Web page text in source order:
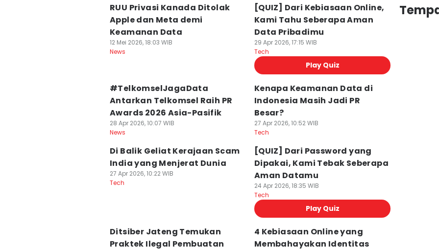
RUU Privasi Kanada Ditolak
Apple dan Meta demi
Keamanan Data
12 Mei 2026, 18:03 WIB
News
[QUIZ] Dari Kebiasaan Online,
Kami Tahu Seberapa Aman
Data Pribadimu
29 Apr 2026, 17:15 WIB
Tech
Play Quiz
#TelkomselJagaData
Antarkan Telkomsel Raih PR
Awards 2026 Asia-Pasifik
28 Apr 2026, 10:07 WIB
News
Kenapa Keamanan Data di
Indonesia Masih Jadi PR
Besar?
27 Apr 2026, 10:52 WIB
Tech
Di Balik Geliat Kerajaan Scam
India yang Menjerat Dunia
27 Apr 2026, 10:22 WIB
Tech
[QUIZ] Dari Password yang
Dipakai, Kami Tebak Seberapa
Aman Datamu
24 Apr 2026, 18:35 WIB
Tech
Play Quiz
Ditsiber Jateng Temukan
Praktek Ilegal Pembuatan
4 Kebiasaan Online yang
Membahayakan Identitas